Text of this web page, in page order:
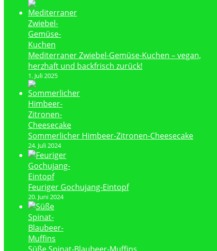
Mediterraner Zwiebel-Gemüse-Kuchen – vegan,
herzhaft und backfrisch zurück!
1. Juli 2025
Sommerlicher Himbeer-Zitronen-Cheesecake
24. Juli 2024
Feuriger Gochujang-Eintopf
20. Juni 2024